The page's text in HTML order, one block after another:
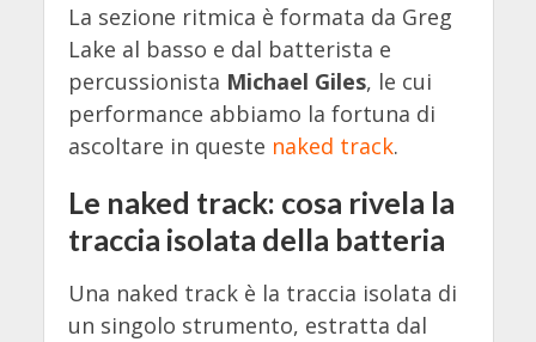
La sezione ritmica è formata da Greg
Lake al basso e dal batterista e
percussionista Michael Giles, le cui
performance abbiamo la fortuna di
ascoltare in queste naked track.
Le naked track: cosa rivela la
traccia isolata della batteria
Una naked track è la traccia isolata di
un singolo strumento, estratta dal